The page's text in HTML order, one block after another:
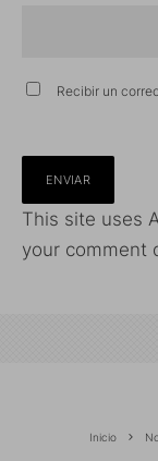
Recibir un
This site uses
your comment
Inicio